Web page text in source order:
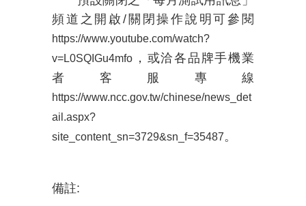
頻道之開啟 /關閉操作說明可參閱
https://www.youtube.com/watch?
v=L0SQIGu4mfo ，或洽各品牌手機業
者客服專線
https://www.ncc.gov.tw/chinese/news_det
ail.aspx?
site_content_sn=3729&sn_f=35487。
備註: